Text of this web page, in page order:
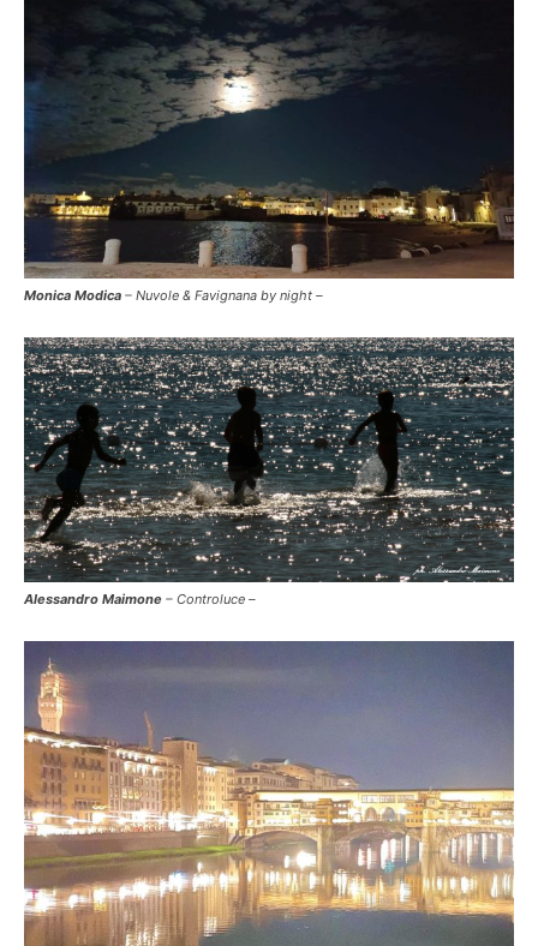
Monica Modica – Nuvole & Favignana by night –
Alessandro Maimone – Controluce –